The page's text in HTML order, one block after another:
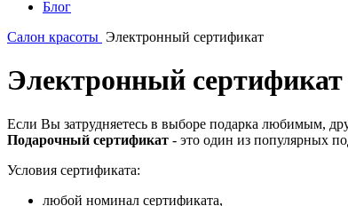
Блог
Салон красоты Электронный сертификат
Электронный сертификат
Если Вы затрудняетесь в выборе подарка любимым,
Подарочный сертификат - это один из популярных
Условия сертификата:
любой номинал сертификата,